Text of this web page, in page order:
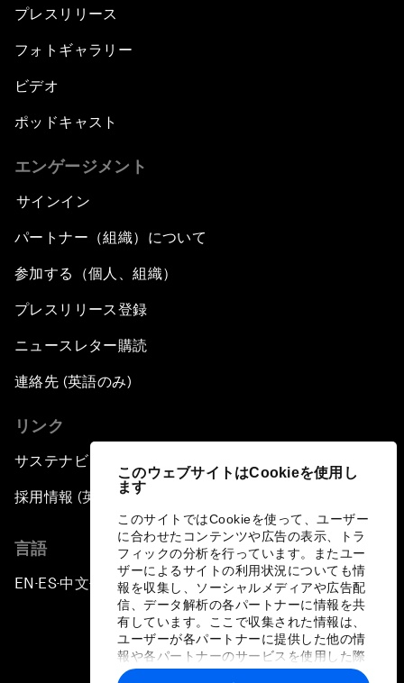
このウェブサイトはCookieを使用し
ます
このサイトではCookieを使って、ユーザー
に合わせたコンテンツや広告の表示、トラ
フィックの分析を行っています。またユー
ザーによるサイトの利用状況についても情
報を収集し、ソーシャルメディアや広告配
信、データ解析の各パートナーに情報を共
有しています。ここで収集された情報は、
ユーザーが各パートナーに提供した他の情
報や各パートナーのサービスを使用した際
に収集された情報と組み合わされ、各パー
プレスリリース
フォトギャラリー
ビデオ
ポッドキャスト
エンゲージメント
サインイン
パートナー（組織）について
参加する（個人、組織）
プレスリリース登録
ニュースレター購読
連絡先 (英語のみ)
リンク
サステナビリティへの取り組み
採用情報 (英語のみ)
言語
EN ▪ES▪中文▪ 日本語